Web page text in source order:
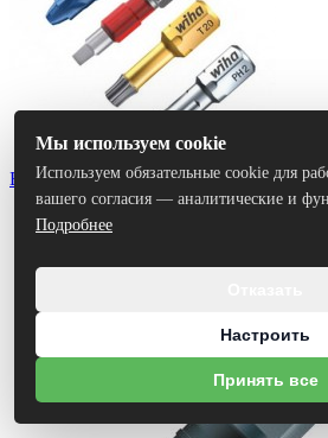
Биты
Мы используем cookie
Используем обязательные cookie для
вашего согласия — аналитические и
Подробнее
Настроить
Принять все